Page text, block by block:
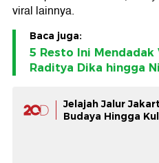
viral lainnya.
Baca juga:
5 Resto Ini
Raditya Dika hingga
⁠Jelajah Jalur
Budaya Hingga